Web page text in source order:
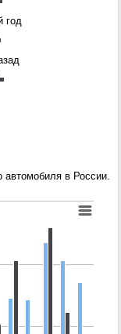
год
автомобиля в России.